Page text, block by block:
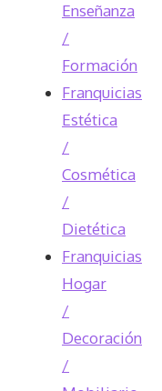
Enseñanza
/
Formación
Franquicias
Estética
/
Cosmética
/
Dietética
Franquicias
Hogar
/
Decoración
/